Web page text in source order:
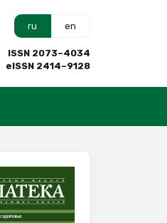
ru en
ISSN 2073–4034
eISSN 2414–9128